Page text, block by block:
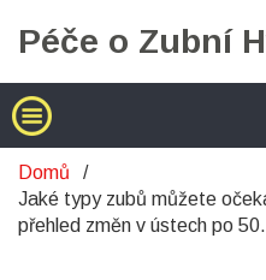
Domů
Jaké typy zubů můžete
přehled změn v ústech po